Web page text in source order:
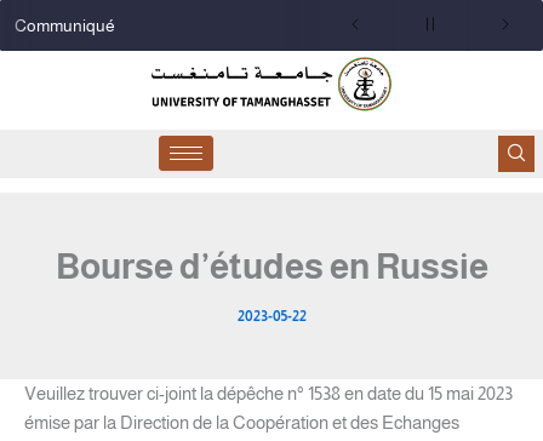
Communiqué
Bourse d’études en Russie
2023-05-22
Veuillez trouver ci-joint la dépêche n° 1538 en date du 15 mai 2023
émise par la Direction de la Coopération et des Echanges